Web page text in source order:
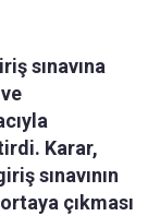
sınavına
Karar,
sınavının
çıkması